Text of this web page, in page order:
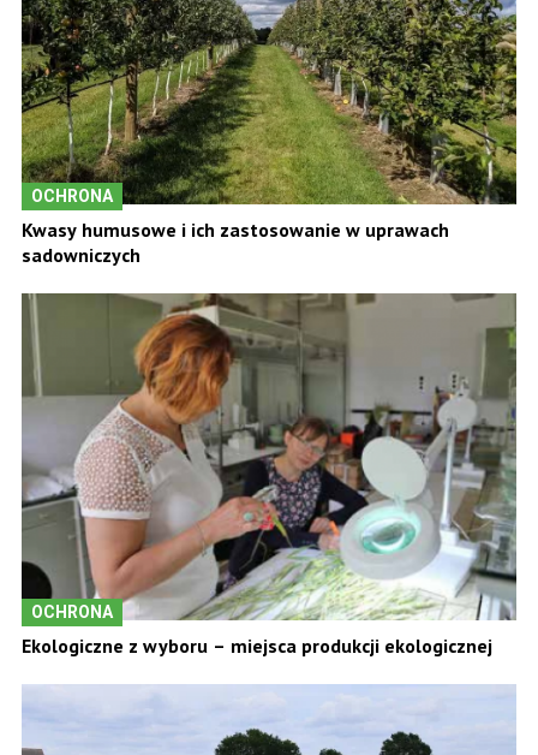
OCHRONA
Kwasy humusowe i ich zastosowanie w uprawach
sadowniczych
OCHRONA
Ekologiczne z wyboru – miejsca produkcji ekologicznej